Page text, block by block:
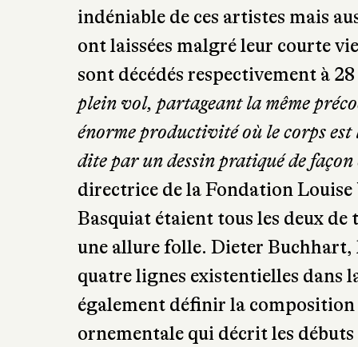
indéniable de ces artistes mais
ont laissées malgré leur courte
sont décédés respectivement à
plein vol, partageant la même
énorme productivité où le corps est
dite par un dessin pratiqué de façon
directrice de la Fondation
Basquiat étaient tous les deux
une allure folle. Dieter Buchhart,
quatre lignes existentielles dans
également définir la composition
ornementale qui décrit les débuts